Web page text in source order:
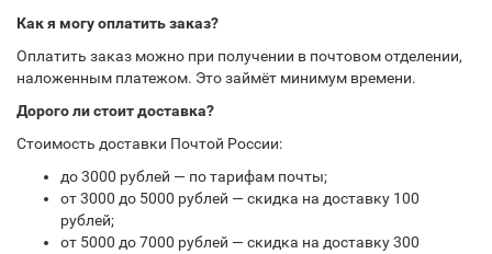
Как я могу оплатить заказ?
Оплатить заказ можно при получении в почтовом отделении,
наложенным платежом. Это займёт минимум времени.
Дорого ли стоит доставка?
Стоимость доставки Почтой России:
до 3000 рублей — по тарифам почты;
от 3000 до 5000 рублей — скидка на доставку 100
рублей;
от 5000 до 7000 рублей — скидка на доставку 300